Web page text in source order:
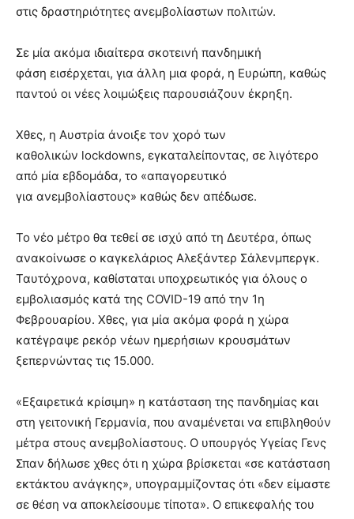
pain.
pornhun
στις δραστηριότητες ανεμβολίαστων πολιτών.
Σε μία ακόμα ιδιαίτερα σκοτεινή πανδημική
φάση εισέρχεται, για άλλη μια φορά, η Ευρώπη, καθώς
παντού οι νέες λοιμώξεις παρουσιάζουν έκρηξη.
Χθες, η Αυστρία άνοιξε τον χορό των
καθολικών lockdowns, εγκαταλείποντας, σε λιγότερο
από μία εβδομάδα, το «απαγορευτικό
για ανεμβολίαστους» καθώς δεν απέδωσε.
Το νέο μέτρο θα τεθεί σε ισχύ από τη Δευτέρα, όπως
ανακοίνωσε ο καγκελάριος Αλεξάντερ Σάλενμπεργκ.
Ταυτόχρονα, καθίσταται υποχρεωτικός για όλους ο
εμβολιασμός κατά της COVID-19 από την 1η
Φεβρουαρίου. Χθες, για μία ακόμα φορά η χώρα
κατέγραψε ρεκόρ νέων ημερήσιων κρουσμάτων
ξεπερνώντας τις 15.000.
«Εξαιρετικά κρίσιμη» η κατάσταση της πανδημίας και
στη γειτονική Γερμανία, που αναμένεται να επιβληθούν
μέτρα στους ανεμβολίαστους. Ο υπουργός Υγείας Γενς
Σπαν δήλωσε χθες ότι η χώρα βρίσκεται «σε κατάσταση
εκτάκτου ανάγκης», υπογραμμίζοντας ότι «δεν είμαστε
σε θέση να αποκλείσουμε τίποτα». Ο επικεφαλής του